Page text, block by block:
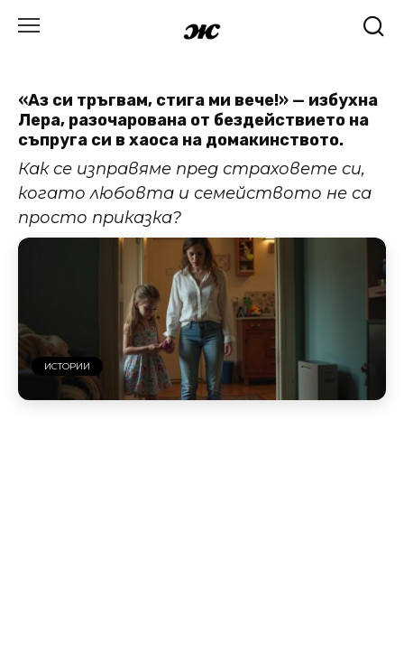
«Аз си тръгвам, стига ми вече!» — избухна
Лера, разочарована от бездействието на
съпруга си в хаоса на домакинството.
Как се изправяме пред страховете си,
когато любовта и семейството не са
просто приказка?
ИСТОРИИ